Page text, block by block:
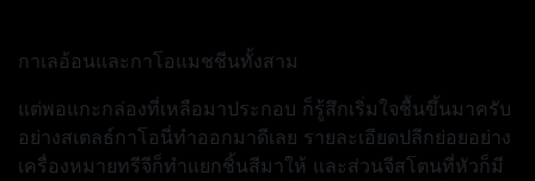
กาเลอ้อนและกาโอแมชชีนทั้งสาม
แต่พอแกะกล่องที่เหลือมาประกอบ ก็รู้สึกเริ่มใจชื้นขึ้นมาครับ
อย่างสเตลธ์กาโอนี่ทำออกมาดีเลย รายละเอียดปลีกย่อยอย่าง
เครื่องหมายทรีจีก็ทำแยกชิ้นสีมาให้ และส่วนจีสโตนที่หัวก็มี